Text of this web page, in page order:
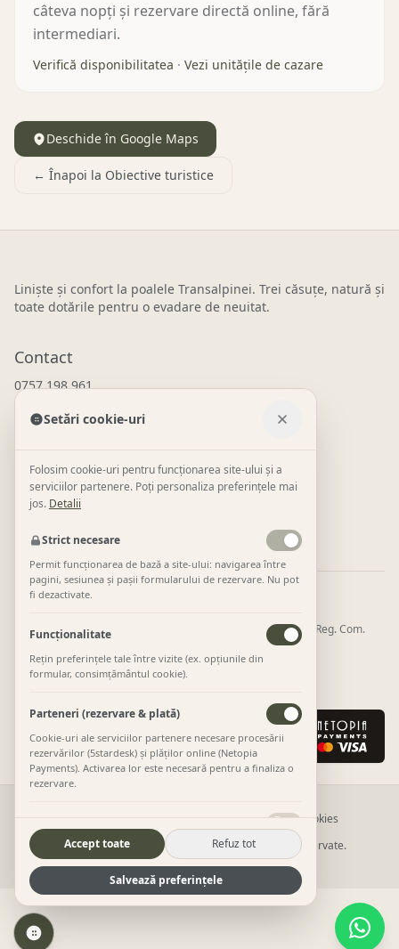
câteva nopți și rezervare directă online, fără
intermediari.
Verifică disponibilitatea · Vezi unitățile de cazare
Deschide în Google Maps
← Înapoi la Obiective turistice
Liniște și confort la poalele Transalpinei. Trei căsuțe, natură și
toate dotările pentru o evadare de neuitat.
Contact
0757 198 961
contact@tinyhousetransalpina.ro
Link-uri utile
Despre TTH Collection Rezervări
GMF MANAGEMENT CONSULTING SRL · CUI 36227404 · Reg. Com.
Str. Parângului 40, Novaci, Gorj · 0757 198 961
contact@tinyhousetransalpina.ro
Retur și anulareCookies
©2026Tiny House Transalpina. Toate drepturile rezervate.
Site realizat de Digitalize Solutions
Setări cookie-uri
Folosim cookie-uri pentru funcționarea site-ului și a
serviciilor partenere. Poți personaliza preferințele mai
jos. Detalii
Strict necesare
Permit funcționarea de bază a site-ului: navigarea între
pagini, sesiunea și pașii formularului de rezervare. Nu pot
fi dezactivate.
Funcționalitate
Rețin preferințele tale între vizite (ex. opțiunile din
formular, consimțământul cookie).
Parteneri (rezervare & plată)
Cookie-uri ale serviciilor partenere necesare procesării
rezervărilor (5stardesk) și plăților online (Netopia
Payments). Activarea lor este necesară pentru a finaliza o
rezervare.
Google Analytics 4 și Microsoft Clarity — măsurarea
vizitelor și a pașilor din funnelul de rezervare (fără
email/telefon în evenimente).
Marketing (Meta Pixel)
Meta Pixel pentru măsurarea campaniilor publicitare.
Accept toate Refuz tot
Salvează preferințele